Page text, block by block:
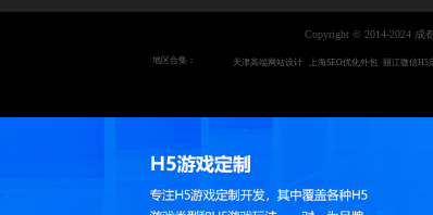
Copyright © 2014-2024 成
地区合集： 天津高端网站设计 上海SEO优化外包 丽江微信H5